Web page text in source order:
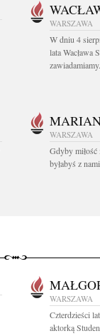
WARSZAWA
W dniu 4
lata Wacława
WARSZAWA
Gdyby miłość
byłabyś z
WARSZAWA
Czterdzieści lat
aktorką